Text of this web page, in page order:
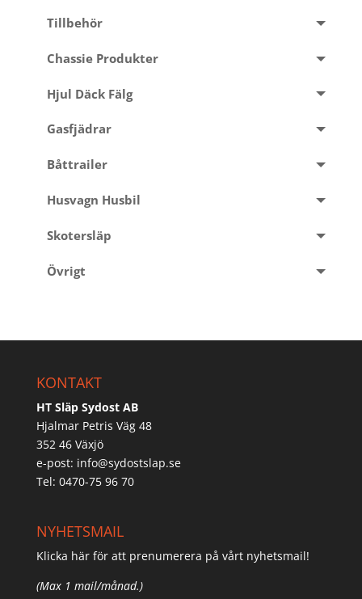
Tillbehör
Chassie Produkter
Hjul Däck Fälg
Gasfjädrar
Båttrailer
Husvagn Husbil
Skotersläp
Övrigt
KONTAKT
HT Släp Sydost AB
Hjalmar Petris Väg 48
352 46 Växjö
e-post: info@sydostslap.se
Tel: 0470-75 96 70
NYHETSMAIL
Klicka här för att prenumerera på vårt nyhetsmail!
(Max 1 mail/månad.)